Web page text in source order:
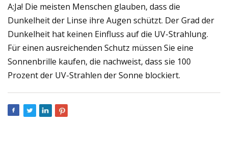
A:Ja! Die meisten Menschen glauben, dass die
Dunkelheit der Linse ihre Augen schützt. Der Grad der
Dunkelheit hat keinen Einfluss auf die UV-Strahlung.
Für einen ausreichenden Schutz müssen Sie eine
Sonnenbrille kaufen, die nachweist, dass sie 100
Prozent der UV-Strahlen der Sonne blockiert.